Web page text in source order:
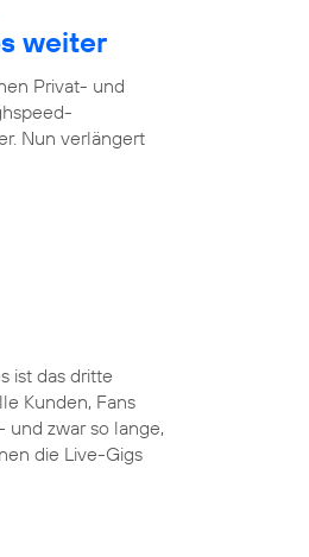
weiter
Privat- und
Nun verlängert
ist das dritte
Kunden, Fans
zwar so lange,
die Live-Gigs